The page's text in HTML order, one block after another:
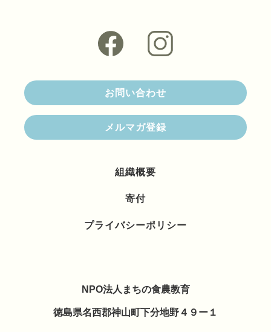
お問い合わせ
メルマガ登録
組織概要
寄付
プライバシーポリシー
NPO法人まちの食農教育
徳島県名西郡神山町下分地野４９ー１